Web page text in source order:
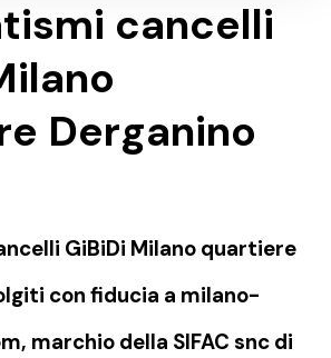
cancelli
Derganino
GiBiDi Milano quartiere
con fiducia a milano-
marchio della SIFAC snc di